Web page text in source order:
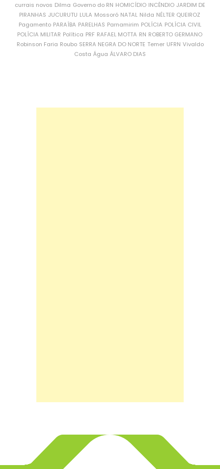
currais novos Dilma Governo do RN HOMICÍDIO INCÊNDIO JARDIM DE
PIRANHAS JUCURUTU LULA Mossoró NATAL Nilda NÉLTER QUEIROZ
Pagamento PARAÍBA PARELHAS Parnamirim POLÍCIA POLÍCIA CIVIL
POLÍCIA MILITAR Política PRF RAFAEL MOTTA RN ROBERTO GERMANO
Robinson Faria Roubo SERRA NEGRA DO NORTE Temer UFRN Vivaldo
Costa Água ÁLVARO DIAS